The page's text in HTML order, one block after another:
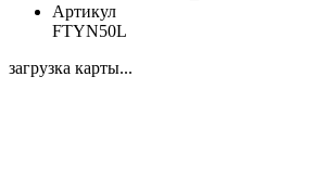
Артикул
FTYN50L
загрузка карты...